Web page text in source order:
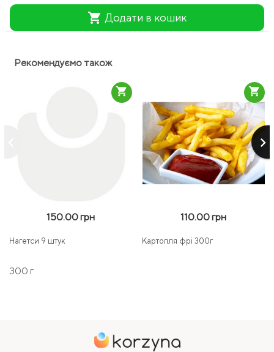
shopping_cart Додати в кошик
Рекомендуємо також
keyboard_arrow_right
150.00 грн
Нагетси 9 штук
300 г
shopping_cart
110.00 грн
Картопля фрі 300г
shopping_cart